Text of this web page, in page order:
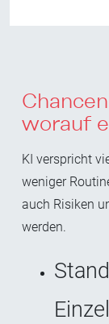
worauf
KI verspricht
weniger
auch Risiken
werden.